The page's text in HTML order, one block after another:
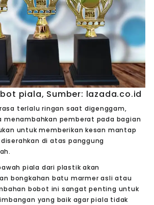
piala, Sumber: lazada.co.id
terlalu ringan saat digenggam,
menambahkan pemberat pada bagian
untuk memberikan kesan mantap
di atas panggung
piala dari plastik akan
bongkahan batu marmer asli atau
bobot ini sangat penting untuk
yang baik agar piala tidak